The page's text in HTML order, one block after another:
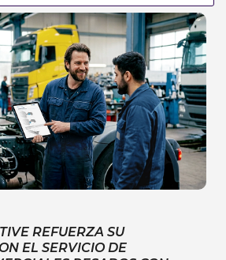
REFUERZA SU
EL SERVICIO DE